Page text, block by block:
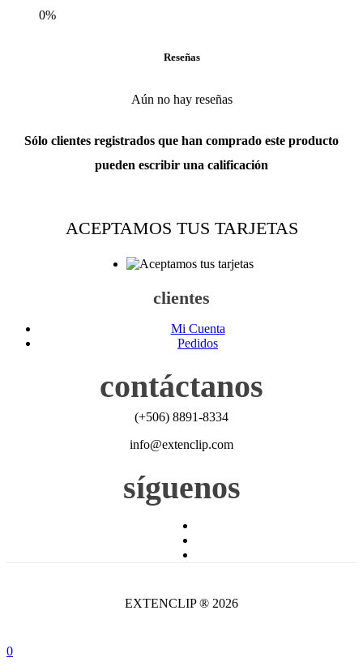
0%
Reseñas
Aún no hay reseñas
Sólo clientes registrados que han comprado este producto
pueden escribir una calificación
ACEPTAMOS TUS TARJETAS
clientes
Mi Cuenta
Pedidos
contáctanos
(+506) 8891-8334
info@extenclip.com
síguenos
EXTENCLIP ® 2026
0